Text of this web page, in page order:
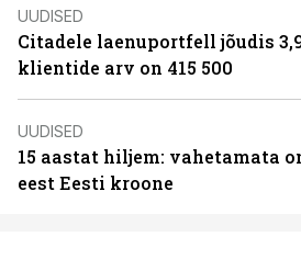
UUDISED
Citadele laenuportfell jõudis
klientide arv on 415 500
UUDISED
15 aastat hiljem: vahetamata
eest Eesti kroone